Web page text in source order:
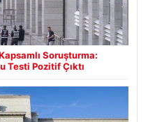
Soruşturma:
Testi Pozitif Çıktı